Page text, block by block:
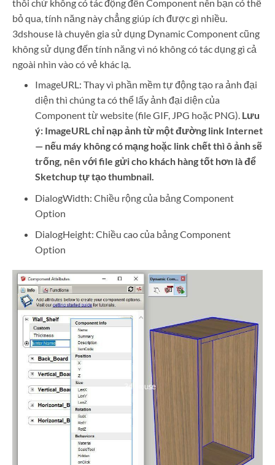
thôi chứ không có tác động đến Component nên bạn có thể
bỏ qua, tính năng này chẳng giúp ích được gì nhiều.
3dshouse là chuyên gia sử dụng Dynamic Component cũng
không sử dụng đến tính năng vì nó không có tác dụng gì cả
ngoài nhìn vào có vẻ khác lạ.
ImageURL: Thay vì phần mềm tự động tạo ra ảnh đại
diện thì chúng ta có thể lấy ảnh đại diện của
Component từ website (file GIF, JPG hoặc PNG). Lưu
ý: ImageURL chỉ nạp ảnh từ một đường link Internet
— nếu máy không có mạng hoặc link chết thì ô ảnh sẽ
trống, nên với file gửi cho khách hàng tốt hơn là để
Sketchup tự tạo thumbnail.
DialogWidth: Chiều rộng của bảng Component
Option
DialogHeight: Chiều cao của bảng Component
Option